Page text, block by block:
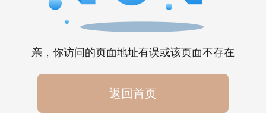
亲，你访问的页面地址有误或该页面不存在
返回首页